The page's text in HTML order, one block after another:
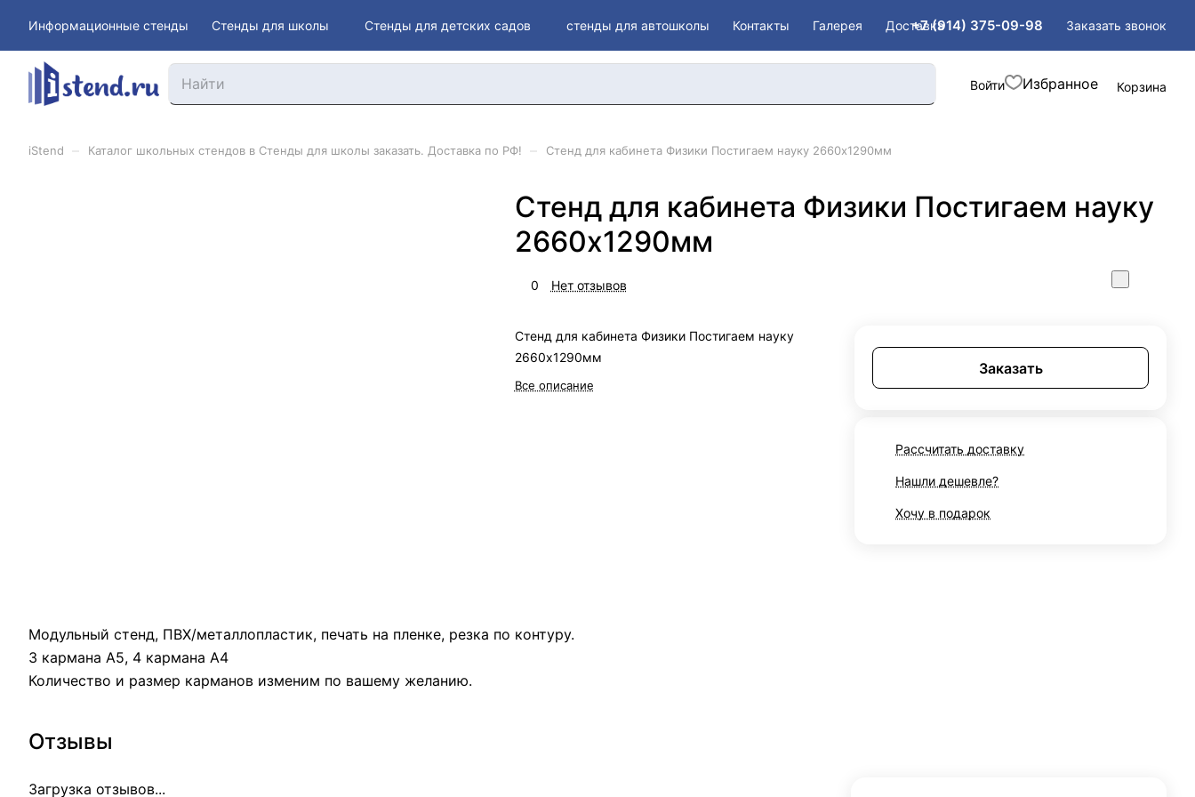
Информационные стенды Стенды для школы Стенды для детских садов стенды для автошколы Контакты Галерея Доставка
+7 (914) 375-09-98 Заказать звонок
Войти Корзина
iStend Каталог школьных стендов в Стенды для школы заказать. Доставка по РФ! Стенд для кабинета Физики Постигаем науку 2660х1290мм
Стенд для кабинета Физики Постигаем науку
2660х1290мм
0 Нет отзывов
Стенд для кабинета Физики Постигаем науку
2660х1290мм
Все описание
Заказать
Рассчитать доставку
Нашли дешевле?
Хочу в подарок
Модульный стенд, ПВХ/металлопластик, печать на пленке, резка по контуру.
3 кармана А5, 4 кармана А4
Количество и размер карманов изменим по вашему желанию.
Отзывы
Загрузка отзывов...